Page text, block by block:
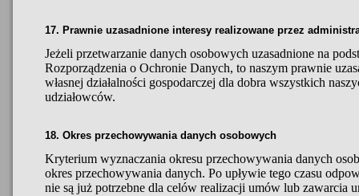
17. Prawnie uzasadnione interesy realizowane przez
Jeżeli przetwarzanie danych osobowych uzasadnione na
Rozporządzenia o Ochronie Danych, to naszym prawnie
własnej działalności gospodarczej dla dobra wszystkich
udziałowców.
18. Okres przechowywania danych osobowych
Kryterium wyznaczania okresu przechowywania danych
okres przechowywania danych. Po upływie tego czasu
nie są już potrzebne dla celów realizacji umów lub zawarcia